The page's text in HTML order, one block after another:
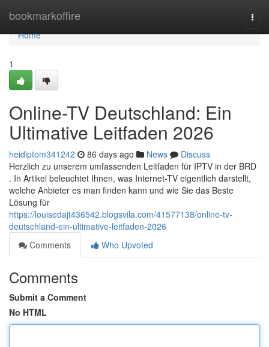
bookmarkoffire
Home
Home
1
Online-TV Deutschland: Ein
Ultimative Leitfaden 2026
heidiptom341242 86 days ago News
Discuss
Herzlich zu unserem umfassenden Leitfaden für IPTV in der BRD
. In Artikel beleuchtet Ihnen, was Internet-TV eigentlich darstellt,
welche Anbieter es man finden kann und wie Sie das Beste
Lösung für
https://louisedajt436542.blogsvila.com/41577138/online-tv-
deutschland-ein-ultimative-leitfaden-2026
Comments
Who Upvoted
Comments
Submit a Comment
No HTML